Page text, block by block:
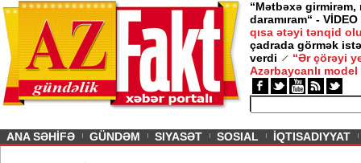
“Mətbəxə girmirəm,
daramıram“ - VİDEO
qısa ətəyi tənqid
çadrada görmək
verdi
“Ər çörəyi
Azərbaycanlı model
ANA SƏHİFƏ GÜNDƏM SIYASƏT SOSIAL İQTISADIYYAT